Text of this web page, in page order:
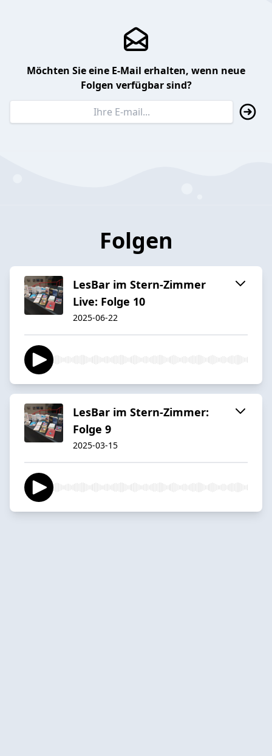
Möchten Sie eine E-Mail erhalten, wenn neue
Folgen verfügbar sind?
Folgen
LesBar im Stern-Zimmer
Live: Folge 10
2025-06-22
LesBar im Stern-Zimmer:
Folge 9
2025-03-15